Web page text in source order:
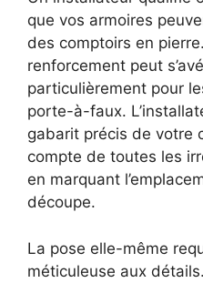
que vos armoires
des comptoirs en
renforcement peut
particulièrement pour
porte-à-faux.
gabarit précis de votre
compte de toutes les
en marquant
découpe.
La pose elle-même
méticuleuse aux